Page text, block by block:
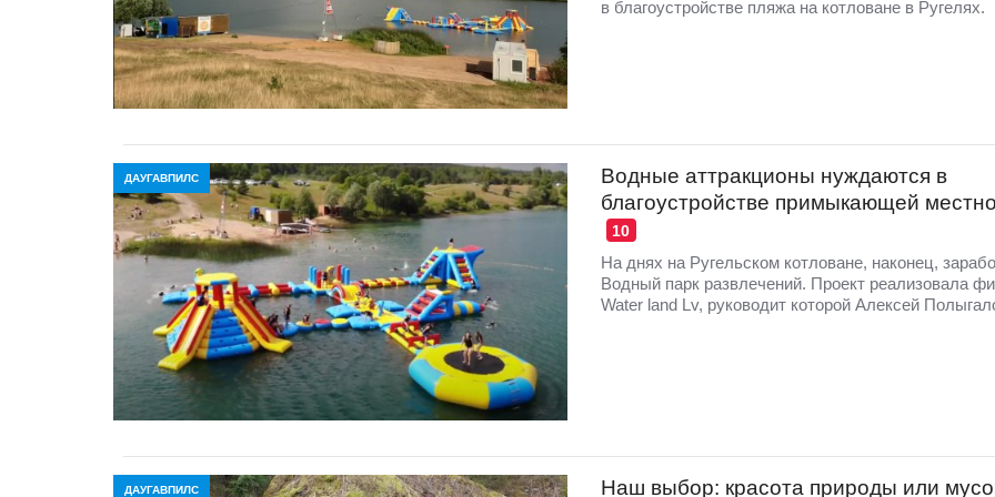
в благоустройстве пляжа на котловане в Ругелях.
ДАУГАВПИЛС
Водные аттракционы нуждаются в
благоустройстве примыкающей
10
На днях на Ругельском котловане, наконец,
Водный парк развлечений. Проект реализовала
Water land Lv, руководит которой Алексей
ДАУГАВПИЛС Наш выбор: красота природы или